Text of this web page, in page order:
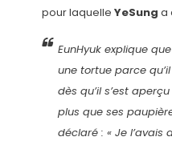
pour laquelle YeSung a
EunHyuk explique
une tortue parce
dès qu’il s’est
plus que ses
déclaré : « Je